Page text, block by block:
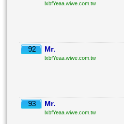
lxbfYeaa.wiwe.com.tw
92 Mr.
lxbfYeaa.wiwe.com.tw
93 Mr.
lxbfYeaa.wiwe.com.tw